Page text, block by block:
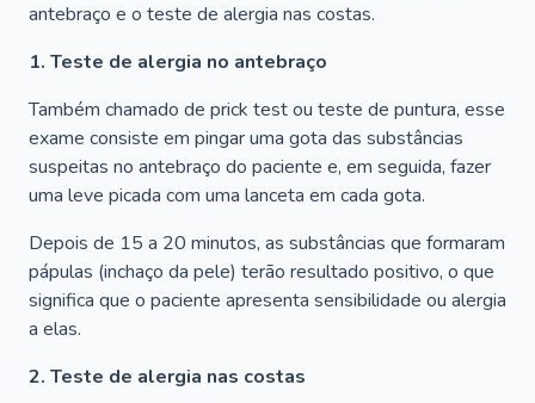
antebraço e o teste de alergia nas costas.
1. Teste de alergia no antebraço
Também chamado de prick test ou teste de puntura, esse
exame consiste em pingar uma gota das substâncias
suspeitas no antebraço do paciente e, em seguida, fazer
uma leve picada com uma lanceta em cada gota.
Depois de 15 a 20 minutos, as substâncias que formaram
pápulas (inchaço da pele) terão resultado positivo, o que
significa que o paciente apresenta sensibilidade ou alergia
a elas.
2. Teste de alergia nas costas